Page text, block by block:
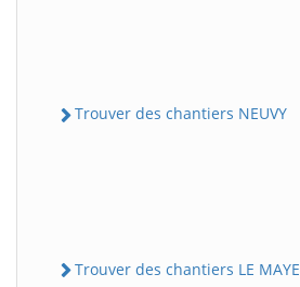
Trouver des chantiers NEUVY
Trouver des chantiers LE